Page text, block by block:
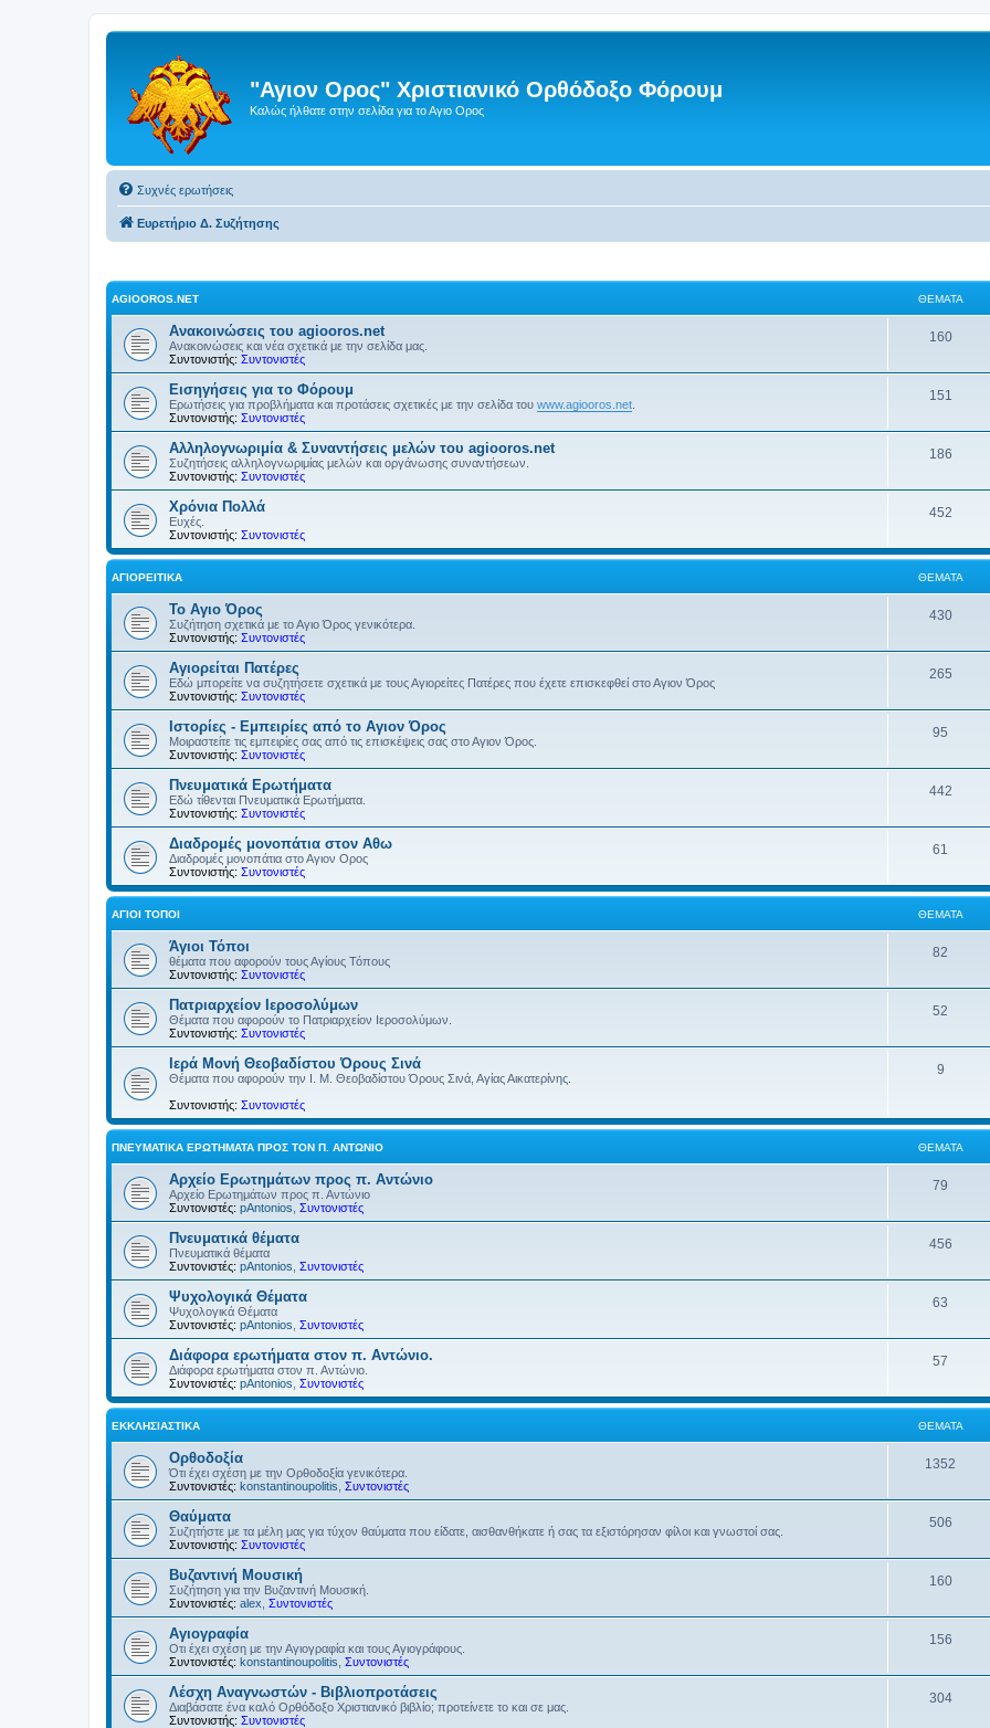
"Αγιον Ορος" Χριστιανικό Ορθόδοξο Φόρουμ
Καλώς ήλθατε στην σελίδα για το Αγιο Ορος
Συχνές ερωτήσεις
Ευρετήριο Δ. Συζήτησης
AGIOOROS.NET ΘΈΜΑΤΑ
Ανακοινώσεις του agiooros.net
Ανακοινώσεις και νέα σχετικά με την σελίδα μας.
Συντονιστής: Συντονιστές
160
Εισηγήσεις για το Φόρουμ
Ερωτήσεις για προβλήματα και προτάσεις σχετικές με την σελίδα του www.agiooros.net
Συντονιστής: Συντονιστές
151
Αλληλογνωριμία & Συναντήσεις μελών του agiooros.net
Συζητήσεις αλληλογνωριμίας μελών και οργάνωσης συναντήσεων.
Συντονιστής: Συντονιστές
186
Χρόνια Πολλά
Ευχές.
Συντονιστής: Συντονιστές
452
ΑΓΙΟΡΕΊΤΙΚΑ ΘΈΜΑΤΑ
Το Αγιο Όρος
Συζήτηση σχετικά με το Αγιο Όρος γενικότερα.
Συντονιστής: Συντονιστές
430
Αγιορείται Πατέρες
Εδώ μπορείτε να συζητήσετε σχετικά με τους Αγιορείτες Πατέρες που έχετε επισκεφθεί στο Αγιον Όρος
Συντονιστής: Συντονιστές
265
Ιστορίες - Εμπειρίες από το Αγιον Όρος
Μοιραστείτε τις εμπειρίες σας από τις επισκέψεις σας στο Αγιον Όρος.
Συντονιστής: Συντονιστές
95
Πνευματικά Ερωτήματα
Εδώ τίθενται Πνευματικά Ερωτήματα.
Συντονιστής: Συντονιστές
442
Διαδρομές μονοπάτια στον Αθω
Διαδρομές μονοπάτια στο Αγιον Ορος
Συντονιστής: Συντονιστές
61
ΆΓΙΟΙ ΤΌΠΟΙ ΘΈΜΑΤΑ
Άγιοι Τόποι
θέματα που αφορούν τους Αγίους Τόπους
Συντονιστής: Συντονιστές
82
Πατριαρχείον Ιεροσολύμων
Θέματα που αφορούν το Πατριαρχείον Ιεροσολύμων.
Συντονιστής: Συντονιστές
52
Ιερά Μονή Θεοβαδίστου Όρους Σινά
Θέματα που αφορούν την Ι. Μ. Θεοβαδίστου Όρους Σινά, Αγίας Αικατερίνης.
Συντονιστής: Συντονιστές
9
ΠΝΕΥΜΑΤΙΚΆ ΕΡΩΤΉΜΑΤΑ ΠΡΟΣ ΤΟΝ Π. ΑΝΤΏΝΙΟ ΘΈΜΑΤΑ
Αρχείο Ερωτημάτων προς π. Αντώνιο
Αρχείο Ερωτημάτων προς π. Αντώνιο
Συντονιστές: pAntonios Συντονιστές
79
Πνευματικά θέματα
Πνευματικά θέματα
Συντονιστές: pAntonios Συντονιστές
456
Ψυχολογικά Θέματα
Ψυχολογικά Θέματα
Συντονιστές: pAntonios Συντονιστές
63
Διάφορα ερωτήματα στον π. Αντώνιο.
Διάφορα ερωτήματα στον π. Αντώνιο.
Συντονιστές: pAntonios Συντονιστές
57
ΕΚΚΛΗΣΙΑΣΤΙΚΆ ΘΈΜΑΤΑ
Ορθοδοξία
Ότι έχει σχέση με την Ορθοδοξία γενικότερα.
Συντονιστές: konstantinoupolitis Συντονιστές
1352
Θαύματα
Συζητήστε με τα μέλη μας για τύχον θαύματα που είδατε, αισθανθήκατε ή σας τα εξιστόρησαν φίλοι και γνωστοί σας.
Συντονιστής: Συντονιστές
506
Βυζαντινή Μουσική
Συζήτηση για την Βυζαντινή Μουσική.
Συντονιστές: alex Συντονιστές
160
Αγιογραφία
Οτι έχει σχέση με την Αγιογραφία και τους Αγιογράφους.
Συντονιστές: konstantinoupolitis Συντονιστές
156
Λέσχη Αναγνωστών - Βιβλιοπροτάσεις
Διαβάσατε ένα καλό Ορθόδοξο Χριστιανικό βιβλίο; προτείνετε το και σε μας.
Συντονιστής: Συντονιστές
304